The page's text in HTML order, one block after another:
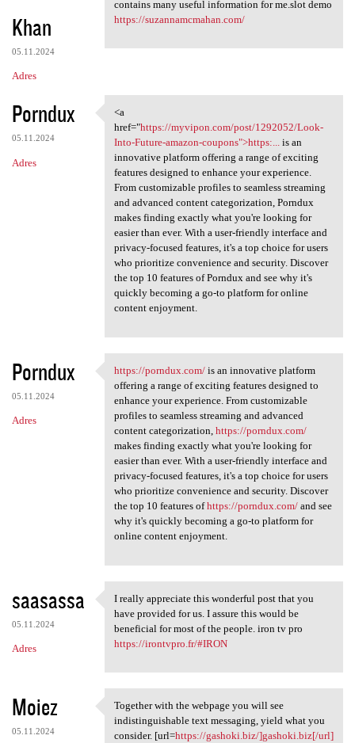
Khan
05.11.2024
Adres
contains many useful information for me.slot demo
https://suzannamcmahan.com/
Porndux
05.11.2024
Adres
<a href="https://myvipon.com
<a
href="https://myvipon.com/post/1292052/Look-
Into-Future-amazon-coupons">https:...is an
innovative platform offering a range of exciting
features designed to enhance your experience.
From customizable profiles to seamless streaming
and advanced content categorization, Porndux
makes finding exactly what you're looking for
easier than ever. With a user-friendly interface and
privacy-focused features, it's a top choice for users
who prioritize convenience and security. Discover
the top 10 features of Porndux and see why it's
quickly becoming a go-to platform for online
content enjoyment.
Porndux
05.11.2024
Adres
https://porndux.com/ is an
https://porndux.com/is an innovative platform
offering a range of exciting features designed to
enhance your experience. From customizable
profiles to seamless streaming and advanced
content categorization, https://porndux.com/
makes finding exactly what you're looking for
easier than ever. With a user-friendly interface and
privacy-focused features, it's a top choice for users
who prioritize convenience and security. Discover
the top 10 features ofhttps://porndux.com/and see
why it's quickly becoming a go-to platform for
online content enjoyment.
saasassa
05.11.2024
Adres
I really appreciate this
I really appreciate this wonderful post that you
have provided for us. I assure this would be
beneficial for most of the people. iron tv pro
https://irontvpro.fr/#IRON
Moiez
05.11.2024
Together with the webpage you
Together with the webpage you will see
indistinguishable text messaging, yield what you
consider. [url=https://gashoki.biz/]gashoki.biz[/url]